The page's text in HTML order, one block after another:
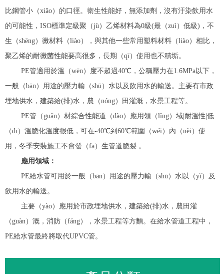
比鋼管小（xiǎo）的口徑。衛生性能好，無添加劑，沒有汙染飲用水
的可能性，ISO標準定級聚（jù）乙烯材料為0級(最（zuì）低級)，不
生（shēng）黴材料（liào），與其他一些常用塑料材料（liào）相比，
聚乙烯的耐黴菌性能要高很多，長期（qī）使用也不積垢。
PE管適用於溫（wēn）度不超過40℃，公稱壓力在1.6MPa以下，
一般（bān）用途的壓力輸（shū）水以及飲用水的輸送。主要有市政
埋地供水，建築給(排)水，農（nóng）田灌溉，水景工程等。
PE管（guǎn）材綜合性能道（dào）應用領（lǐng）域|耐溫性|低
（dī）溫脆化溫度很低，可在-40℃到60℃範圍（wéi）內（nèi）使
用，冬季安裝施工不會發（fā）生管道脆裂 。
應用領域：
PE給水管可用於一般（bān）用途的壓力輸（shū）水以（yǐ）及
飲用水的輸送。
主要（yào）應用於市政埋地供水，建築給(排)水，農田灌
（guàn）溉，消防（fáng），水景工程等方麵。在給水管道工程中，
PE給水管最終將取代UPVC管。